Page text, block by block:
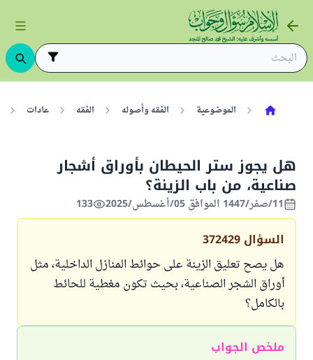
الموضوعية الفقه وأصوله الفقه عادات
هل يجوز ستر الحيطان بأوراق أشجار
صناعية، من باب الزينة؟
11/صفر/1447 الموافق 05/أغسطس/2025 133
السؤال 372429
هل يصح تعليق الزينة على حوائط المنازل الداخلية، مثل
أوراق الشجر الصناعية، بحيث تكون مغطية للحائط
بالكامل؟
ملخص الجواب